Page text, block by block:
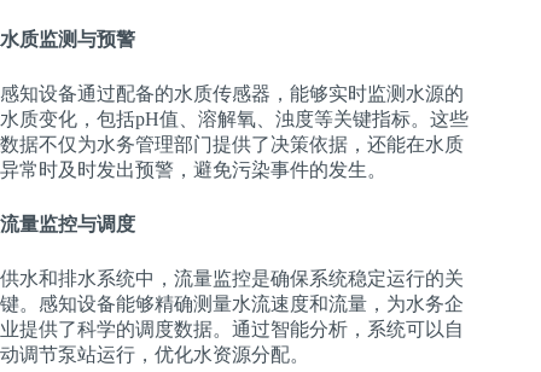
水质监测与预警
感知设备通过配备的水质传感器，能够实时监测水源的
水质变化，包括pH值、溶解氧、浊度等关键指标。这些
数据不仅为水务管理部门提供了决策依据，还能在水质
异常时及时发出预警，避免污染事件的发生。
流量监控与调度
供水和排水系统中，流量监控是确保系统稳定运行的关
键。感知设备能够精确测量水流速度和流量，为水务企
业提供了科学的调度数据。通过智能分析，系统可以自
动调节泵站运行，优化水资源分配。